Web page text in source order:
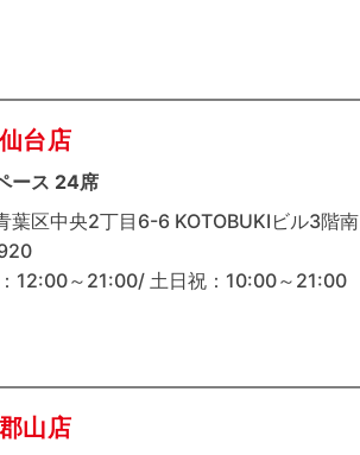
台店
ース 24席
葉区中央2丁目6-6 KOTOBUKIビル3階南
12:00～21:00/ 土日祝：10:00～21:00
山店